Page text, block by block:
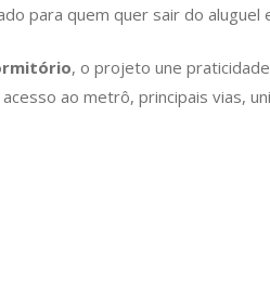
para quem quer sair do
, o projeto une
acesso ao metrô, principais vias,